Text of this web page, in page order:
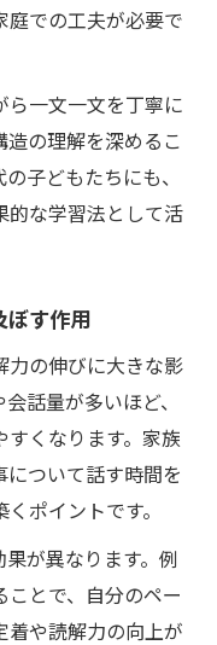
ン学習のコツ
る公文式とベネ
習法の比較ポイ
ルとの指導法の
を選ぶための視
的な組み合わせ
庭での工夫が必要で
ら一文一文を丁寧に
の理解を深めるこ
子どもたちにも、
的な学習法として活
ぼす作用
力の伸びに大きな影
話量が多いほど、
くなります。家族
ついて話す時間を
ポイントです。
が異なります。例
とで、自分のペー
着や読解力の向上が